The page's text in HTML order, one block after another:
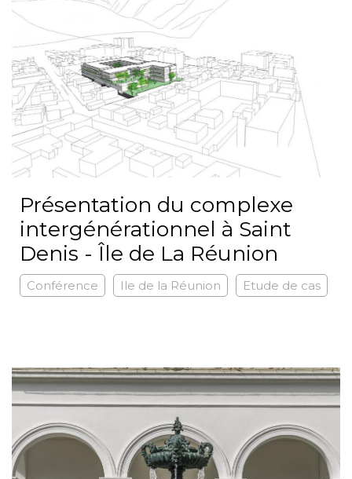
Présentation du complexe
intergénérationnel à Saint
Denis - Île de La Réunion
Conférence Ile de la Réunion Etude de cas